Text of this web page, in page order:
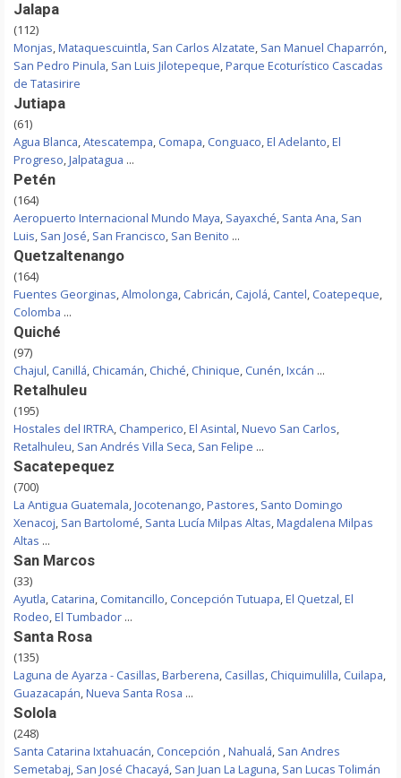
Jalapa
(112)
Monjas,Mataquescuintla, San Carlos Alzatate, San Manuel Chaparrón,
San Pedro Pinula, San Luis Jilotepeque,Parque Ecoturístico Cascadas
de Tatasirire
Jutiapa
(61)
Agua Blanca,Atescatempa, Comapa, Conguaco,El Adelanto,El
Progreso,Jalpatagua ...
Petén
(164)
Aeropuerto Internacional Mundo Maya, Sayaxché, Santa Ana, San
Luis, San José, San Francisco, San Benito ...
Quetzaltenango
(164)
Fuentes Georginas,Almolonga, Cabricán, Cajolá, Cantel, Coatepeque,
Colomba ...
Quiché
(97)
Chajul, Canillá, Chicamán, Chiché, Chinique, Cunén,Ixcán ...
Retalhuleu
(195)
Hostales del IRTRA, Champerico,El Asintal,Nuevo San Carlos,
Retalhuleu, San Andrés Villa Seca, San Felipe ...
Sacatepequez
(700)
La Antigua Guatemala,Jocotenango,Pastores, Santo Domingo
Xenacoj, San Bartolomé, Santa Lucía Milpas Altas,Magdalena Milpas
Altas ...
San Marcos
(33)
Ayutla, Catarina, Comitancillo, Concepción Tutuapa,El Quetzal,El
Rodeo,El Tumbador ...
Santa Rosa
(135)
Laguna de Ayarza - Casillas,Barberena, Casillas, Chiquimulilla, Cuilapa,
Guazacapán,Nueva Santa Rosa ...
Solola
(248)
Santa Catarina Ixtahuacán, Concepción ,Nahualá, San Andres
Semetabaj, San José Chacayá, San Juan La Laguna, San Lucas Tolimán